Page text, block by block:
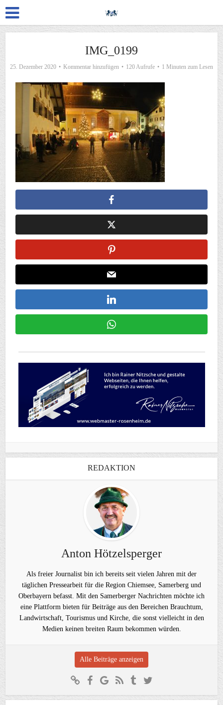
IMG_0199
25. Dezember 2020 Kommentar hinzufügen 120 Aufrufe 1 Minuten zum Lesen
REDAKTION
Anton Hötzelsperger
Als freier Journalist bin ich bereits seit vielen Jahren mit der
täglichen Pressearbeit für die Region Chiemsee, Samerberg und
Oberbayern befasst. Mit den Samerberger Nachrichten möchte ich
eine Plattform bieten für Beiträge aus den Bereichen Brauchtum,
Landwirtschaft, Tourismus und Kirche, die sonst vielleicht in den
Medien keinen breiten Raum bekommen würden.
Alle Beiträge anzeigen